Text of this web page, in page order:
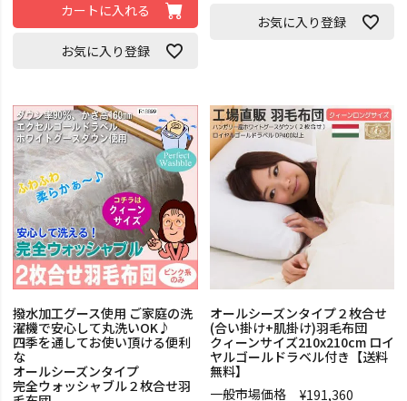
カートに入れる
お気に入り登録
お気に入り登録
撥水加工グース使用 ご家庭の洗
濯機で安心して丸洗いOK♪
四季を通してお使い頂ける便利
な
オールシーズンタイプ
完全ウォッシャブル２枚合せ羽
オールシーズンタイプ２枚合せ
(合い掛け+肌掛け)羽毛布団
クィーンサイズ210x210cm ロイ
ヤルゴールドラベル付き【送料
無料】
一般市場価格
¥191,360